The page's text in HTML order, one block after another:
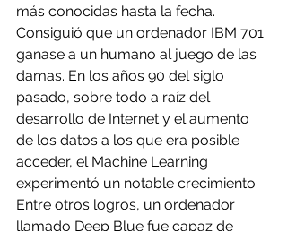
más conocidas hasta la fecha.
Consiguió que un ordenador IBM 701
ganase a un humano al juego de las
damas. En los años 90 del siglo
pasado, sobre todo a raíz del
desarrollo de Internet y el aumento
de los datos a los que era posible
acceder, el Machine Learning
experimentó un notable crecimiento.
Entre otros logros, un ordenador
llamado Deep Blue fue capaz de